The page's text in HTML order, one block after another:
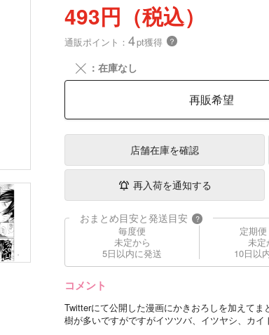
493円（税込）
通販ポイント： 4pt獲得 ？
╳ ：在庫なし
再販希望
店舗在庫を確認
再入荷を通知する
おまとめ目安と発送目安 ?
毎度便
未定から
5日以内に発送
定期
未定
10日以
コメント
Twitterにて公開した漫画にかきおろしを加えて
樹が多いですがですがイツツバ、イツヤシ、カイ